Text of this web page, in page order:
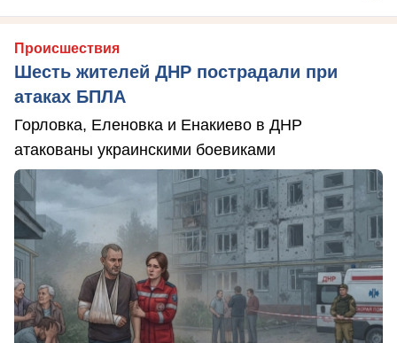
Происшествия
Шесть жителей ДНР пострадали при
атаках БПЛА
Горловка, Еленовка и Енакиево в ДНР
атакованы украинскими боевиками